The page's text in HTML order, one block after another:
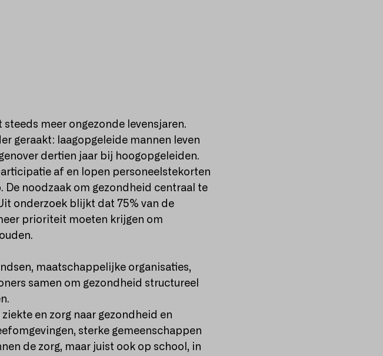
meer ongezonde levensjaren.
geraakt: laagopgeleide mannen leven
dertien jaar bij hoogopgeleiden.
af en lopen personeelstekorten
noodzaak om gezondheid centraal te
onderzoek blijkt dat 75% van de
prioriteit moeten krijgen om
maatschappelijke organisaties,
samen om gezondheid structureel
en zorg naar gezondheid en
sterke gemeenschappen
de zorg, maar juist ook op school, in